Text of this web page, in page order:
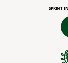
SPRINT